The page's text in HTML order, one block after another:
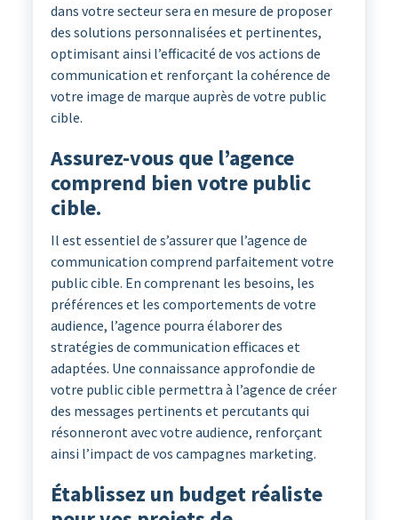
dans votre secteur sera en mesure de proposer
des solutions personnalisées et pertinentes,
optimisant ainsi l’efficacité de vos actions de
communication et renforçant la cohérence de
votre image de marque auprès de votre public
cible.
Assurez-vous que l’agence
comprend bien votre public
cible.
Il est essentiel de s’assurer que l’agence de
communication comprend parfaitement votre
public cible. En comprenant les besoins, les
préférences et les comportements de votre
audience, l’agence pourra élaborer des
stratégies de communication efficaces et
adaptées. Une connaissance approfondie de
votre public cible permettra à l’agence de créer
des messages pertinents et percutants qui
résonneront avec votre audience, renforçant
ainsi l’impact de vos campagnes marketing.
Établissez un budget réaliste